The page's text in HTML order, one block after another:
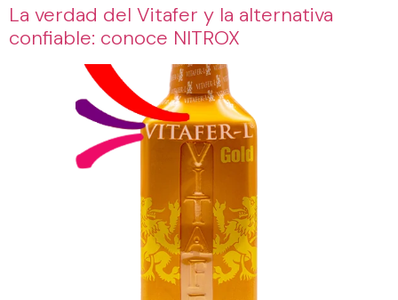
La verdad del Vitafer y la alternativa
confiable: conoce NITROX